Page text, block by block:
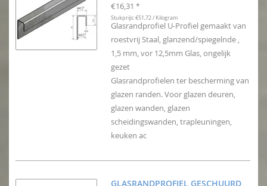
€16,31 *
Stukprijs: €51,72 / Kilogram
Glasrandprofiel U-Profiel gemaakt van
roestvrij Staal, glanzend/spiegelnde ,
1,5 mm, vor 12,5mm Glas, ongelijk
gezet
Glasrandprofielen ter bescherming van
glazen randen. Voor glazen deuren,
glazen wanden, glazen
scheidingswanden, trapleuningen,
keuken ac
GLASRANDPROFIEL GESCHUURD